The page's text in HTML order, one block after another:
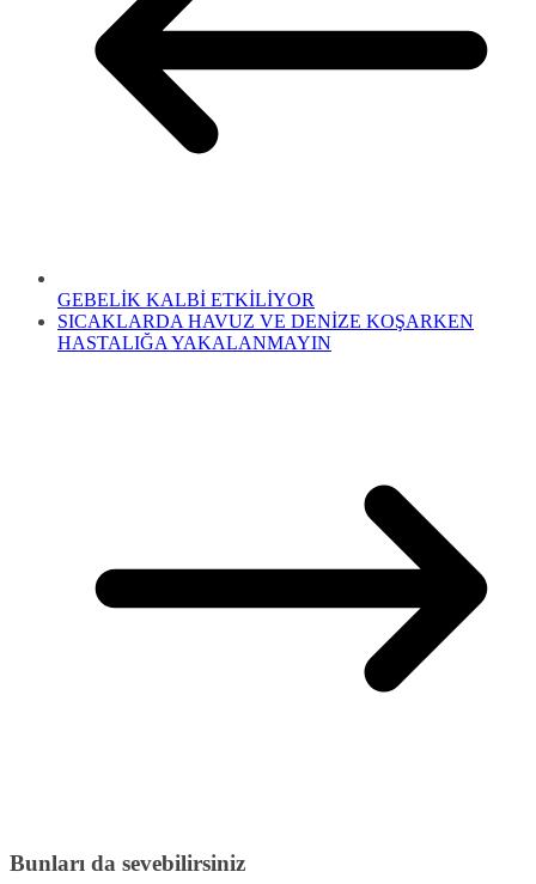
GEBELİK KALBİ ETKİLİYOR
SICAKLARDA HAVUZ VE DENİZE KOŞARKEN
HASTALIĞA YAKALANMAYIN
Bunları da sevebilirsiniz